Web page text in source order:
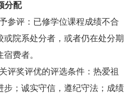
分配
参评：已修学位课程成绩不合
院系处分者，或者仍在处分期
费者。
评奖评优的评选条件：热爱祖
步；诚实守信，遵纪守法；成绩